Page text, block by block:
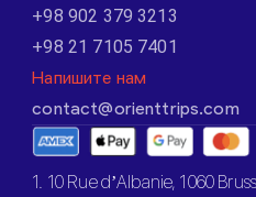
+98 902 379 3213
+98 21 7105 7401
Напишите нам
contact@orienttrips.com
1. 10 Rue d’Albanie, 1060